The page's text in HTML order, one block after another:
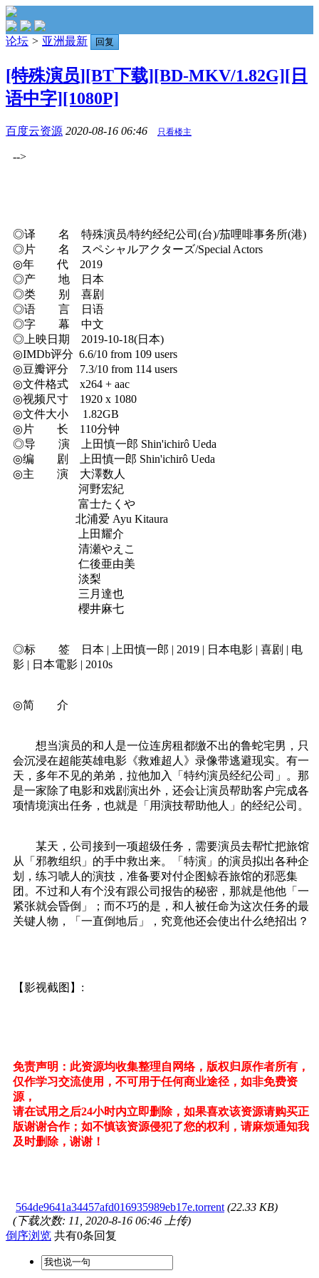
论坛 > 亚洲最新 回复
[特殊演员][BT下载][BD-MKV/1.82G][日
语中字][1080P]
百度云资源 2020-08-16 06:46 只看楼主
-->
◎译 名 特殊演员/特约经纪公司(台)/茄哩啡事务所(港)
◎片 名 スペシャルアクターズ/Special Actors
◎年 代 2019
◎产 地 日本
◎类 别 喜剧
◎语 言 日语
◎字 幕 中文
◎上映日期 2019-10-18(日本)
◎IMDb评分 6.6/10 from 109 users
◎豆瓣评分 7.3/10 from 114 users
◎文件格式 x264 + aac
◎视频尺寸 1920 x 1080
◎文件大小 1.82GB
◎片 长 110分钟
◎导 演 上田慎一郎 Shin'ichirô Ueda
◎编 剧 上田慎一郎 Shin'ichirô Ueda
◎主 演 大澤数人
河野宏紀
富士たくや
北浦爱 Ayu Kitaura
上田耀介
清瀬やえこ
仁後亜由美
淡梨
三月達也
櫻井麻七
◎标 签 日本 | 上田慎一郎 | 2019 | 日本电影 | 喜剧 | 电
影 | 日本電影 | 2010s
◎简 介
想当演员的和人是一位连房租都缴不出的鲁蛇宅男，只
会沉浸在超能英雄电影《救难超人》录像带逃避现实。有一
天，多年不见的弟弟，拉他加入「特约演员经纪公司」。那
是一家除了电影和戏剧演出外，还会让演员帮助客户完成各
项情境演出任务，也就是「用演技帮助他人」的经纪公司。
某天，公司接到一项超级任务，需要演员去帮忙把旅馆
从「邪教组织」的手中救出来。「特演」的演员拟出各种企
划，练习唬人的演技，准备要对付企图鲸吞旅馆的邪恶集
团。不过和人有个没有跟公司报告的秘密，那就是他他「一
紧张就会昏倒」；而不巧的是，和人被任命为这次任务的最
关键人物，「一直倒地后」，究竟他还会使出什么绝招出？
【影视截图】:
免责声明：此资源均收集整理自网络，版权归原作者所有，
仅作学习交流使用，不可用于任何商业途径，如非免费资
源，
请在试用之后24小时内立即删除，如果喜欢该资源请购买正
版谢谢合作；如不慎该资源侵犯了您的权利，请麻烦通知我
及时删除，谢谢！
564de9641a34457afd016935989eb17e.torrent (22.33 KB)
(下载次数: 11, 2020-8-16 06:46 上传)
倒序浏览 共有0条回复